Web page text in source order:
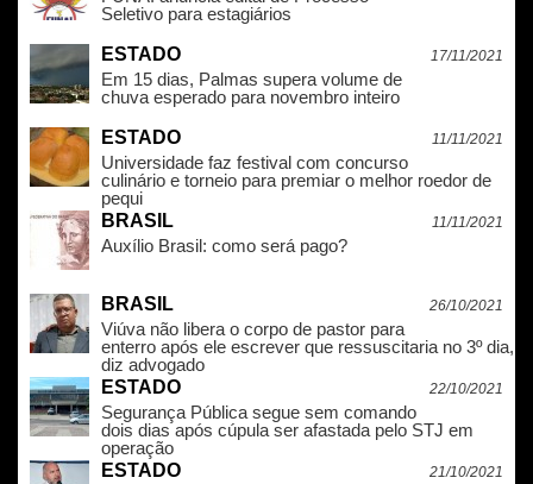
Seletivo para estagiários
ESTADO
17/11/2021
Em 15 dias, Palmas supera volume de
chuva esperado para novembro inteiro
ESTADO
11/11/2021
Universidade faz festival com concurso
culinário e torneio para premiar o melhor roedor de
pequi
BRASIL
11/11/2021
Auxílio Brasil: como será pago?
BRASIL 26/10/2021
Viúva não libera o corpo de pastor para
enterro após ele escrever que ressuscitaria no 3º dia,
diz advogado
ESTADO
22/10/2021
Segurança Pública segue sem comando
dois dias após cúpula ser afastada pelo STJ em
operação
ESTADO
21/10/2021